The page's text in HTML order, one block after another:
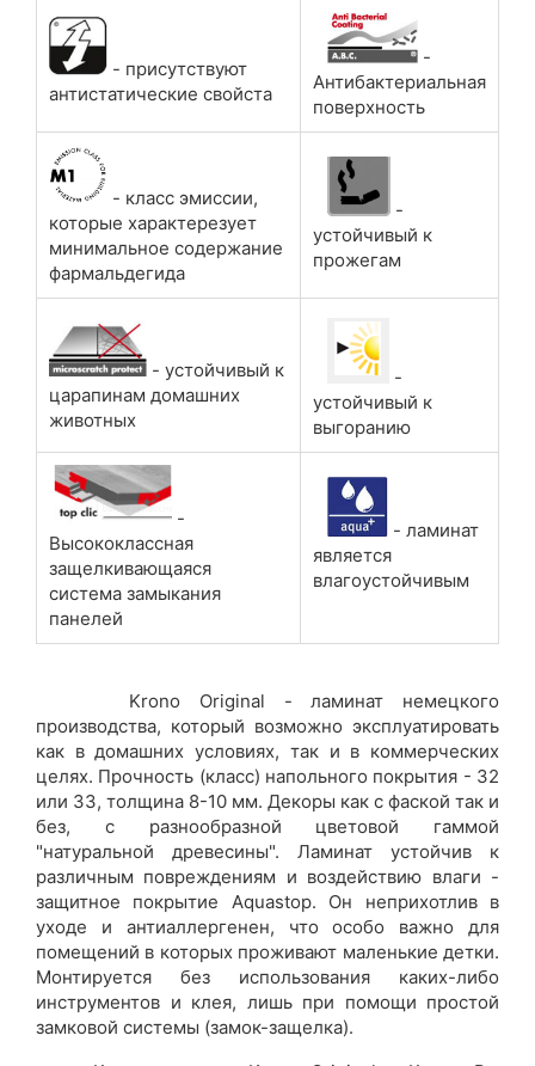
- присутствуют
антистатические свойста
-
Антибактериальная
поверхность
- класс эмиссии,
которые характерезует
минимальное содержание
фармальдегида
-
устойчивый к
прожегам
- устойчивый к
царапинам домашних
животных
-
устойчивый к
выгоранию
-
Высококлассная
защелкивающаяся
система замыкания
панелей
- ламинат
является
влагоустойчивым
Krono Original - ламинат немецкого
производства, который возможно эксплуатировать
как в домашних условиях, так и в коммерческих
целях. Прочность (класс) напольного покрытия - 32
или 33, толщина 8-10 мм. Декоры как с фаской так и
без, с разнообразной цветовой гаммой
"натуральной древесины". Ламинат устойчив к
различным повреждениям и воздействию влаги -
защитное покрытие Aquastop. Он неприхотлив в
уходе и антиаллергенен, что особо важно для
помещений в которых проживают маленькие детки.
Монтируется без использования каких-либо
инструментов и клея, лишь при помощи простой
замковой системы (замок-защелка).